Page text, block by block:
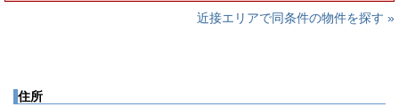
近接エリアで同条件の物件を探す »
住所